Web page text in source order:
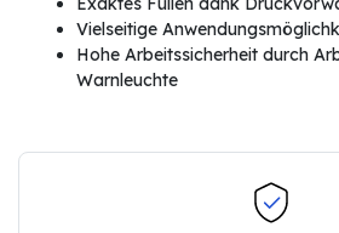
Vielseitige
Hohe Arbeitssicherheit durch
Warnleuchte